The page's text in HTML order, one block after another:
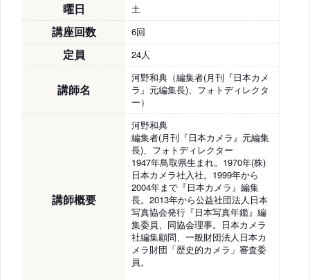
曜日 土
講座回数 6回
定員 24人
講師名
河野和典（編集者(月刊『日本カメ
ラ』元編集長)、フォトディレクタ
ー）
講師概要
河野和典
編集者(月刊『日本カメラ』元編集
長)、フォトディレクター
1947年鳥取県生まれ。1970年(株)
日本カメラ社入社。1999年から
2004年まで『日本カメラ』編集
長。2013年から公益社団法人日本
写真協会発行『日本写真年鑑』編
集委員、同協会理事。日本カメラ
社編集顧問、一般財団法人日本カ
メラ財団「歴史的カメラ」審査委
員。